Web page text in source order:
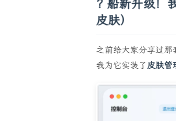
? 船新升级！
皮肤）
之前给大家分享过那
我为它实装了 皮肤管